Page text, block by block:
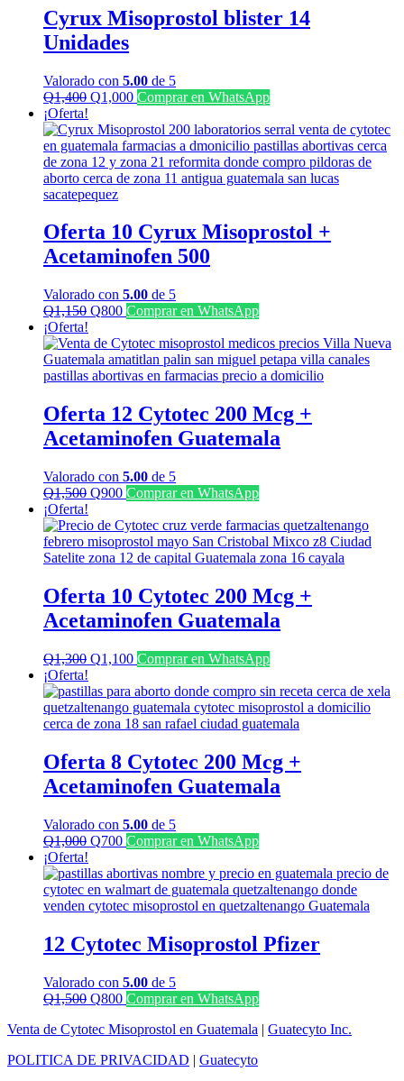
Cyrux Misoprostol blister 14
Unidades
Valorado con 5.00 de 5
Q1,400 El
original
era:
Q1,400.
Q1,000El
actual
es:
Q1,000.
Comprar en WhatsApp
¡Oferta!
Oferta 10 Cyrux Misoprostol +
Acetaminofen 500
Valorado con 5.00 de 5
Q1,150 El
original
era:
Q1,150.
Q800El
actual
es:
Q800.
Comprar en WhatsApp
¡Oferta!
Oferta 12 Cytotec 200 Mcg +
Acetaminofen Guatemala
Valorado con 5.00 de 5
Q1,500 El
original
era:
Q1,500.
Q900El
actual
es:
Q900.
Comprar en WhatsApp
¡Oferta!
Oferta 10 Cytotec 200 Mcg +
Acetaminofen Guatemala
Q1,300 El
original
era:
Q1,300.
Q1,100El
actual
es:
Q1,100.
Comprar en WhatsApp
¡Oferta!
Oferta 8 Cytotec 200 Mcg +
Acetaminofen Guatemala
Valorado con 5.00 de 5
Q1,000 El
original
era:
Q1,000.
Q700El
actual
es:
Q700.
Comprar en WhatsApp
¡Oferta!
12 Cytotec Misoprostol Pfizer
Valorado con 5.00 de 5
Q1,500 El
original
Q1,500.
Q800El
actual
Q800.
Comprar en WhatsApp
Venta de Cytotec Misoprostol en Guatemala | Guatecyto Inc.
POLITICA DE PRIVACIDAD | Guatecyto